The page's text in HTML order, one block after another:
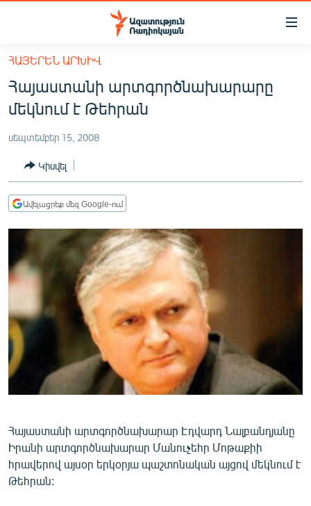
Մատչելիության
հիմնական
բովանդակությանը
Անցնել
հիմնական
մենյուին
ՀԱՅԱՍՏԱՆ
ՔԱՂԱՔԱԿԱՆ
ԸՆՏՐՈՒԹՅՈՒՆՆԵՐ 2026
ԻՐԱՎՈՒՆՔ
ՀԱՍԱՐԱԿՈՒԹՅՈՒՆ
ՂԱՐԱԲԱՂ
ՊԱՏԵՐԱԶՄԻ 6 ՇԱԲԱԹՆԵՐԸ
ՏԱՐԱԾԱՇՐՋԱՆ
ՄԻՋԱԶԳԱՅԻՆ
ՍՊՈՐՏ
ՄԵԿՆԱԲԱՆՈՒԹՅՈՒՆ
ԿՈՐՈՆԱՎԻՐՈՒՍ
ԱՐԽԻՎ
ՀԱՅԵՐԵՆ ԱՐԽԻՎ
Հայաստանի արտգործնախարարը
մեկնում է Թեհրան
սեպտեմբեր 15, 2008
Կիսվել
Ավելացրեք մեզ Google-ում
Հայաստանի արտգործնախարար Էդվարդ Նալբանդյանը
Իրանի արտգործնախարար Մանուչեհր Մոթաքիի
հրավերով այսօր երկօրյա պաշտոնական այցով մեկնում է
Թեհրան: